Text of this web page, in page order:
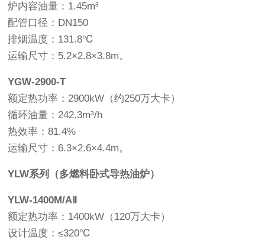
炉内容油量：1.45m³
配管口径：DN150
排烟温度：131.8℃
运输尺寸：5.2×2.8×3.8m。
YGW-2900-T
额定热功率：2900kW（约250万大卡）
循环油量：242.3m³/h
热效率：81.4%
运输尺寸：6.3×2.6×4.4m。
YLW系列（多燃料卧式导热油炉）
YLW-1400M/AⅡ
额定热功率：1400kW（120万大卡）
设计温度：≤320℃